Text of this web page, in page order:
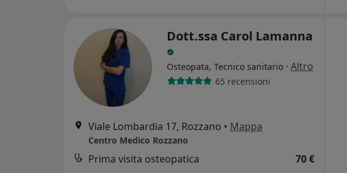
Dott.ssa Carol Lamanna
Osteopata, Tecnico sanitario · Altro
65 recensioni
Viale Lombardia 17, Rozzano • Mappa
Centro Medico Rozzano
Prima visita osteopatica 70 €